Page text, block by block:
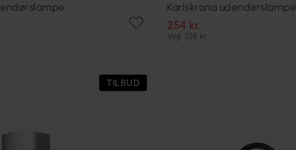
Karlskrona udendørslampe
254 kr.
Vejl. 338 kr.
TILBUD